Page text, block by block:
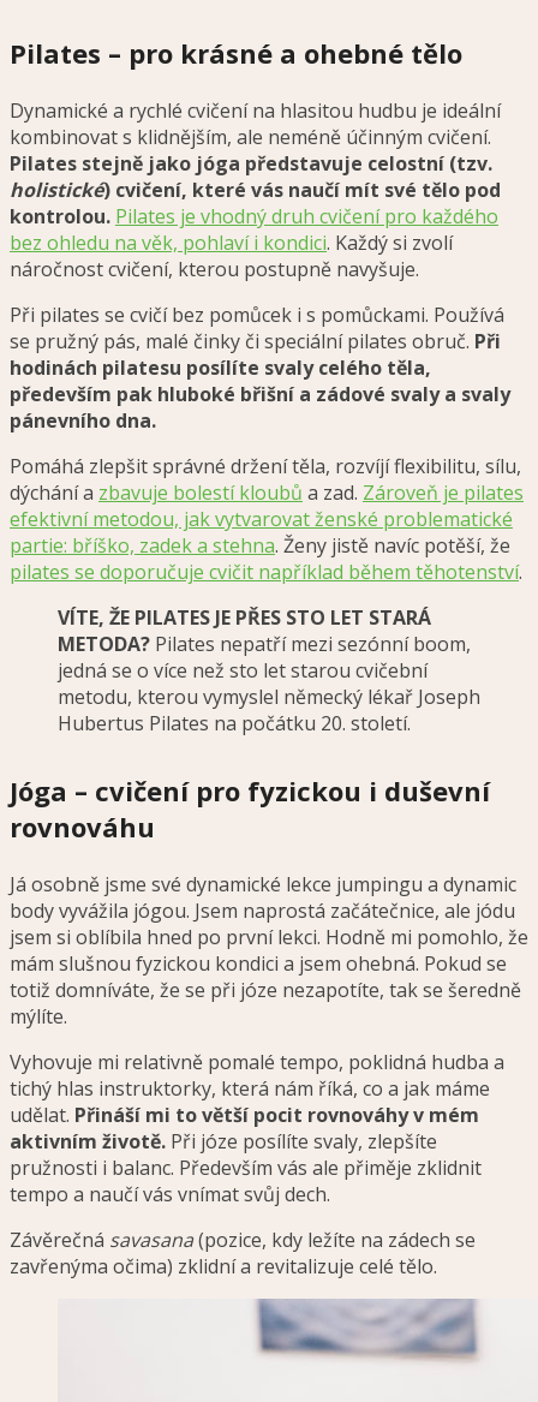
Pilates – pro krásné a ohebné tělo
Dynamické a rychlé cvičení na hlasitou hudbu je ideální
kombinovat s klidnějším, ale neméně účinným cvičení.
Pilates stejně jako jóga představuje celostní (tzv.
holistické) cvičení, které vás naučí mít své tělo pod
kontrolou. Pilates je vhodný druh cvičení pro každého
bez ohledu na věk, pohlaví i kondici. Každý si zvolí
náročnost cvičení, kterou postupně navyšuje.
Při pilates se cvičí bez pomůcek i s pomůckami. Používá
se pružný pás, malé činky či speciální pilates obruč. Při
hodinách pilatesu posílíte svaly celého těla,
především pak hluboké břišní a zádové svaly a svaly
pánevního dna.
Pomáhá zlepšit správné držení těla, rozvíjí flexibilitu, sílu,
dýchání a zbavuje bolestí kloubů a zad. Zároveň je pilates
efektivní metodou, jak vytvarovat ženské problematické
partie: bříško, zadek a stehna. Ženy jistě navíc potěší, že
pilates se doporučuje cvičit například během těhotenství.
VÍTE, ŽE PILATES JE PŘES STO LET STARÁ
METODA? Pilates nepatří mezi sezónní boom,
jedná se o více než sto let starou cvičební
metodu, kterou vymyslel německý lékař Joseph
Hubertus Pilates na počátku 20. století.
Jóga – cvičení pro fyzickou i duševní
rovnováhu
Já osobně jsme své dynamické lekce jumpingu a dynamic
body vyvážila jógou. Jsem naprostá začátečnice, ale jódu
jsem si oblíbila hned po první lekci. Hodně mi pomohlo, že
mám slušnou fyzickou kondici a jsem ohebná. Pokud se
totiž domníváte, že se při józe nezapotíte, tak se šeredně
mýlíte.
Vyhovuje mi relativně pomalé tempo, poklidná hudba a
tichý hlas instruktorky, která nám říká, co a jak máme
udělat. Přináší mi to větší pocit rovnováhy v mém
aktivním životě. Při józe posílíte svaly, zlepšíte
pružnosti i balanc. Především vás ale přiměje zklidnit
tempo a naučí vás vnímat svůj dech.
Závěrečná savasana(pozice, kdy ležíte na zádech se
zavřenýma očima) zklidní a revitalizuje celé tělo.